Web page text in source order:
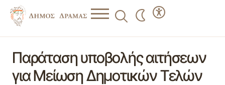
Τελών
Παράταση υποβολής αιτήσεων
για Μείωση Δημοτικών Τελών